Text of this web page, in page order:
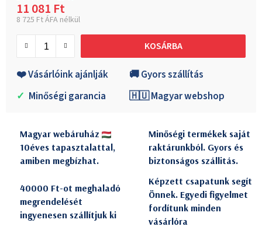
11 081 Ft
8 725 Ft ÁFA nélkül
KOSÁRBA
❤️ Vásárlóink ajánlják
🚚 Gyors szállítás
✓ Minőségi garancia 🇭🇺 Magyar webshop
Magyar webáruház
10éves tapasztalattal,
amiben megbízhat.
Minőségi termékek saját
raktárunkból. Gyors és
biztonságos szállitás.
40000 Ft-ot meghaladó
megrendelését
ingyenesen szállítjuk ki
Képzett csapatunk segít
Önnek. Egyedi figyelmet
fordítunk minden
vásárlóra